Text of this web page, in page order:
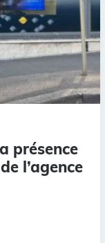
présence
l’agence